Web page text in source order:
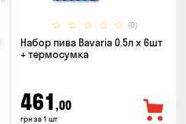
(0)
Набор пива Bavaria 0.5л х 6шт
+ термосумка
461 ,00
грн за 1 шт